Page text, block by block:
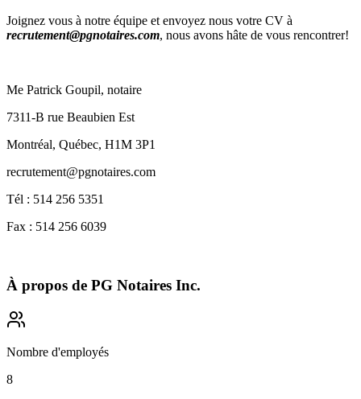
Joignez vous à notre équipe et envoyez nous votre CV à
recrutement@pgnotaires.com, nous avons hâte de vous rencontrer!
Me Patrick Goupil, notaire
7311-B rue Beaubien Est
Montréal, Québec, H1M 3P1
recrutement@pgnotaires.com
Tél : 514 256 5351
Fax : 514 256 6039
À propos de PG Notaires Inc.
Nombre d'employés
8